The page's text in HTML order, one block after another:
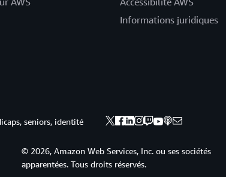
Informations juridiques
seniors, identité
© 2026, Amazon Web Services, Inc. ou ses sociétés
apparentées. Tous droits réservés.